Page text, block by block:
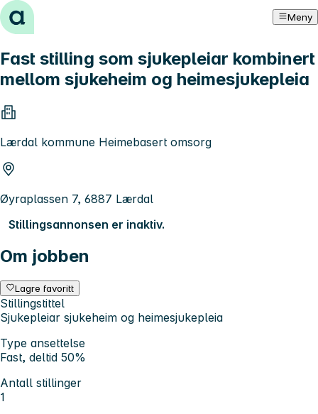
Hopp til innhold Meny
Fast stilling som sjukepleiar kombinert
mellom sjukeheim og heimesjukepleia
Lærdal kommune Heimebasert omsorg
Øyraplassen 7, 6887 Lærdal
Stillingsannonsen er inaktiv.
Om jobben
Lagre favoritt
Stillingstittel
Sjukepleiar sjukeheim og heimesjukepleia
Type ansettelse
Fast, deltid 50%
Antall stillinger
1